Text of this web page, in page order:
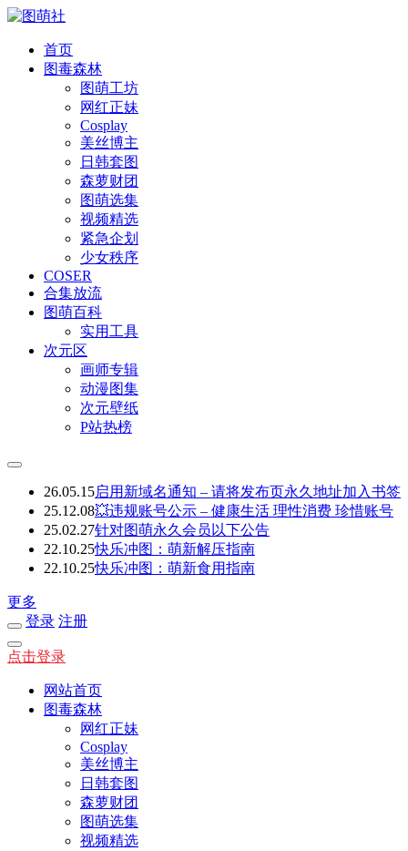
首页
图毒森林
图萌工坊
网红正妹
Cosplay
美丝博主
日韩套图
森萝财团
图萌选集
视频精选
紧急企划
少女秩序
COSER
合集放流
图萌百科
实用工具
次元区
画师专辑
动漫图集
次元壁纸
P站热榜
26.05.15启用新域名通知 – 请将发布页永久地址加入书签
25.12.08💥违规账号公示 – 健康生活 理性消费 珍惜账号
25.02.27针对图萌永久会员以下公告
22.10.25快乐冲图：萌新解压指南
22.10.25快乐冲图：萌新食用指南
更多
登录 注册
点击登录
网站首页
图毒森林
网红正妹
Cosplay
美丝博主
日韩套图
森萝财团
图萌选集
视频精选